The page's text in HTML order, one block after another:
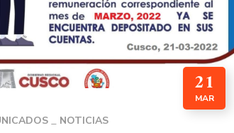
21
MAR
NOTICIAS